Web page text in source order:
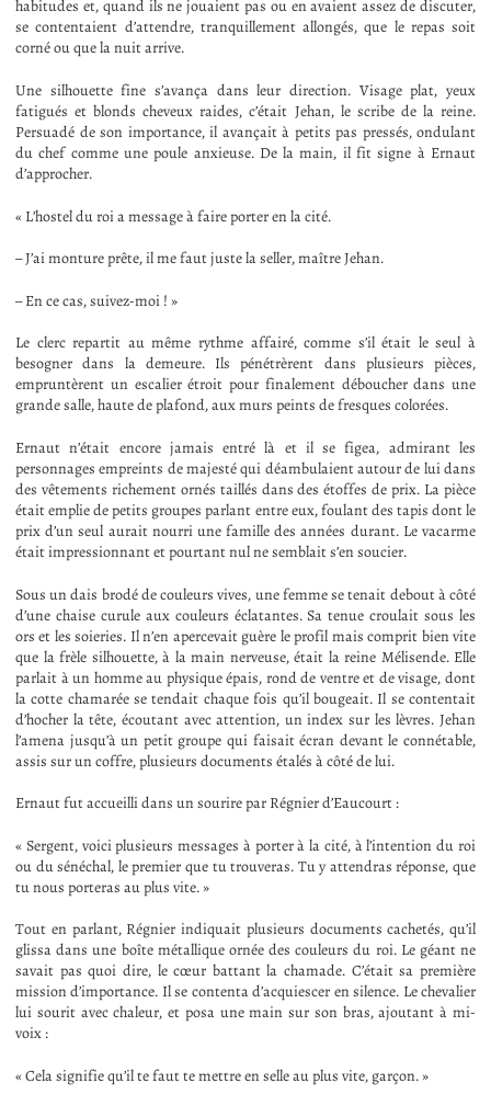
habitudes et, quand ils ne jouaient pas ou en avaient assez de discuter,
se contentaient d’attendre, tranquillement allongés, que le repas soit
corné ou que la nuit arrive.
Une silhouette fine s’avança dans leur direction. Visage plat, yeux
fatigués et blonds cheveux raides, c’était Jehan, le scribe de la reine.
Persuadé de son importance, il avançait à petits pas pressés, ondulant
du chef comme une poule anxieuse. De la main, il fit signe à Ernaut
d’approcher.
« L’hostel du roi a message à faire porter en la cité.
– J’ai monture prête, il me faut juste la seller, maître Jehan.
– En ce cas, suivez-moi ! »
Le clerc repartit au même rythme affairé, comme s’il était le seul à
besogner dans la demeure. Ils pénétrèrent dans plusieurs pièces,
empruntèrent un escalier étroit pour finalement déboucher dans une
grande salle, haute de plafond, aux murs peints de fresques colorées.
Ernaut n’était encore jamais entré là et il se figea, admirant les
personnages empreints de majesté qui déambulaient autour de lui dans
des vêtements richement ornés taillés dans des étoffes de prix. La pièce
était emplie de petits groupes parlant entre eux, foulant des tapis dont le
prix d’un seul aurait nourri une famille des années durant. Le vacarme
était impressionnant et pourtant nul ne semblait s’en soucier.
Sous un dais brodé de couleurs vives, une femme se tenait debout à côté
d’une chaise curule aux couleurs éclatantes. Sa tenue croulait sous les
ors et les soieries. Il n’en apercevait guère le profil mais comprit bien vite
que la frèle silhouette, à la main nerveuse, était la reine Mélisende. Elle
parlait à un homme au physique épais, rond de ventre et de visage, dont
la cotte chamarée se tendait chaque fois qu’il bougeait. Il se contentait
d’hocher la tête, écoutant avec attention, un index sur les lèvres. Jehan
l’amena jusqu’à un petit groupe qui faisait écran devant le connétable,
assis sur un coffre, plusieurs documents étalés à côté de lui.
Ernaut fut accueilli dans un sourire par Régnier d’Eaucourt :
« Sergent, voici plusieurs messages à porter à la cité, à l’intention du roi
ou du sénéchal, le premier que tu trouveras. Tu y attendras réponse, que
tu nous porteras au plus vite. »
Tout en parlant, Régnier indiquait plusieurs documents cachetés, qu’il
glissa dans une boîte métallique ornée des couleurs du roi. Le géant ne
savait pas quoi dire, le cœur battant la chamade. C’était sa première
mission d’importance. Il se contenta d’acquiescer en silence. Le chevalier
lui sourit avec chaleur, et posa une main sur son bras, ajoutant à mi-
voix :
« Cela signifie qu’il te faut te mettre en selle au plus vite, garçon. »